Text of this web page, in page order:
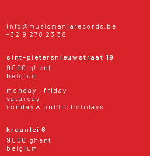
info@musicmaniarecords.be
+32 9 278 23 38
sint-pietersnieuwstraat 19
9000 ghent
belgium
monday - friday
saturday
sunday & public holidays
kraanlei 6
9000 ghent
belgium